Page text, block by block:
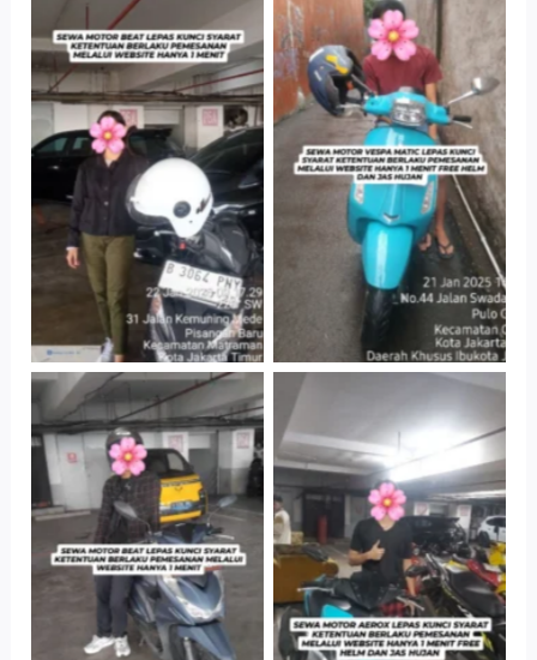
Cityplaza
Jatinegara Gedung
Parkir P6A
Antar Jemput
Kendaraan
Cityplaza
Jatinegara Gedung
Parkir P6A
Cityplaza
Jatinegara Gedung
Parkir P6A